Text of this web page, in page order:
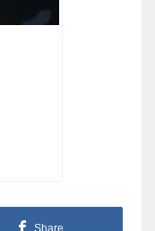
Share